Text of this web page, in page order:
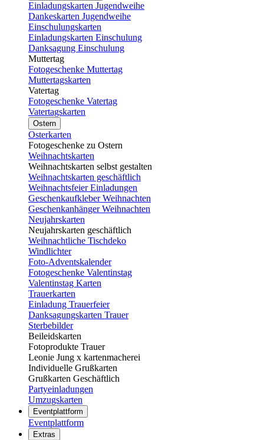
Einladungskarten Jugendweihe
Dankeskarten Jugendweihe
Einschulungskarten
Einladungskarten Einschulung
Danksagung Einschulung
Muttertag
Fotogeschenke Muttertag
Muttertagskarten
Vatertag
Fotogeschenke Vatertag
Vatertagskarten
Ostern
Osterkarten
Fotogeschenke zu Ostern
Weihnachtskarten
Weihnachtskarten selbst gestalten
Weihnachtskarten geschäftlich
Weihnachtsfeier Einladungen
Geschenkaufkleber Weihnachten
Geschenkanhänger Weihnachten
Neujahrskarten
Neujahrskarten geschäftlich
Weihnachtliche Tischdeko
Windlichter
Foto-Adventskalender
Fotogeschenke Valentinstag
Valentinstag Karten
Trauerkarten
Einladung Trauerfeier
Danksagungskarten Trauer
Sterbebilder
Beileidskarten
Fotoprodukte Trauer
Leonie Jung x kartenmacherei
Individuelle Grußkarten
Grußkarten Geschäftlich
Partyeinladungen
Umzugskarten
Eventplattform
Eventplattform
Extras